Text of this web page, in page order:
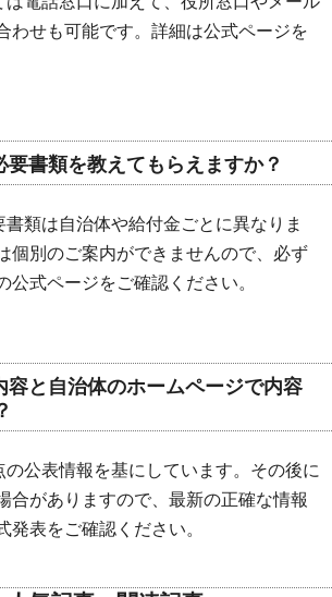
わせも可能です。詳細は公式ページを
書類を教えてもらえますか？
類は自治体や給付金ごとに異なりま
個別のご案内ができませんので、必ず
公式ページをご確認ください。
容と自治体のホームページで内容
公表情報を基にしています。その後に
合がありますので、最新の正確な情報
発表をご確認ください。